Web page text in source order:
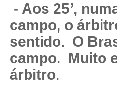
- Aos 25’,
campo, o
sentido. O
campo. Muito
árbitro.